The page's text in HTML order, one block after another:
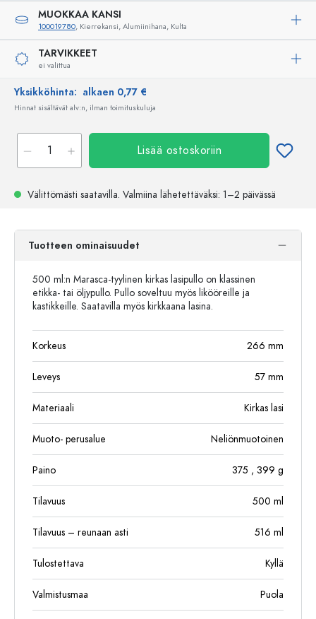
MUOKKAA KANSI
100019780, Kierrekansi, Alumiinihana, Kulta
TARVIKKEET
ei valittua
Yksikköhinta: alkaen 0,77 €
Hinnat sisältävät alv:n, ilman toimituskuluja
Lisää ostoskoriin
Välittömästi saatavilla. Valmiina lähetettäväksi: 1–2 päivässä
Tuotteen ominaisuudet
500 ml:n Marasca-tyylinen kirkas lasipullo on klassinen
etikka- tai öljypullo. Pullo soveltuu myös likööreille ja
kastikkeille. Saatavilla myös kirkkaana lasina.
Korkeus 266 mm
Leveys 57 mm
Materiaali Kirkas lasi
Muoto- perusalue Neliönmuotoinen
Paino 375 , 399 g
Tilavuus 500 ml
Tilavuus – reunaan asti 516 ml
Tulostettava Kyllä
Valmistusmaa Puola